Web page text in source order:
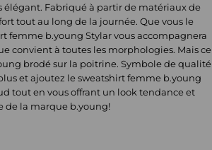
Fabriqué à partir de matériaux de
tout au long de la journée. Que vous le
femme b.young Stylar vous accompagnera
convient à toutes les morphologies. Mais ce
brodé sur la poitrine. Symbole de qualité
et ajoutez le sweatshirt femme b.young
tout en vous offrant un look tendance et
de la marque b.young!